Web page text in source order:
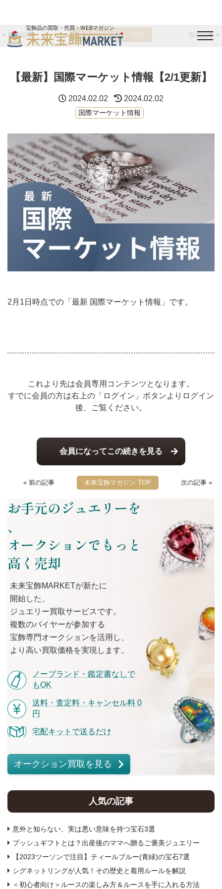
宝飾品の買取・売買・WEBマガジン
未来宝飾マガジン
運営会社
« 前の記事 未来宝飾マガジン TOP 次の記事 »
【最新】国際マーケット情報【2/1更新】
2024.02.02 2024.02.02
国際マーケット情報
2月1日時点での「最新 国際マーケット情報」です。
これより先は会員専用コンテンツとなります。
すでに会員の方は右上の「ログイン」ボタンよりログイン
後、ご覧ください。
会員になってこの続きを見る
« 前の記事 未来宝飾マガジン TOP 次の記事 »
お手元のジュエリーを
、
オークションでもっと
高く売却
未来宝飾MARKETが新たに
開始した、
ジュエリー買取サービスです。
複数のバイヤーが参加する
宝飾専門オークションを活用し、
より 高い買取価格を実現します。
ノーブランド・鑑定書なしで
もOK
送料・査定料・キャンセル料 0
円
宅配キットで送るだけ
オークション買取を見る
人気の記事
意外と知らない、実は悪い意味を持つ宝石3選
プッシュギフトとは？出産後のママへ贈るご褒美ジュエリー
【2023ツーソンで注目】ティールブルー(青緑)の宝石7選
シグネットリングが人気！その歴史と着用ルールを解説
＜初心者向け＞ルースの楽しみ方＆ルースを手に入れる方法